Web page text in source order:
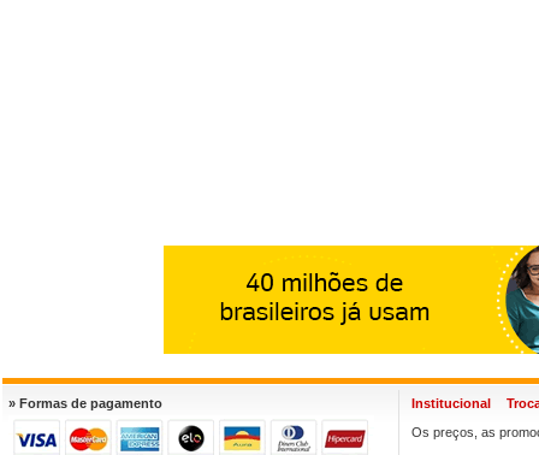
» Formas de pagamento Institucional
Os preços, as